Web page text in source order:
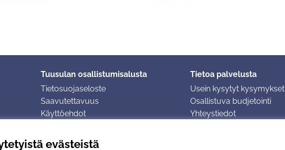
evästeistä
Tuusulan osallistumisalusta
Tietosuojaseloste
Saavutettavuus
Käyttöehdot
Tietoa palvelusta
Usein kysytyt kysymykset
Osallistuva budjetointi
Yhteystiedot